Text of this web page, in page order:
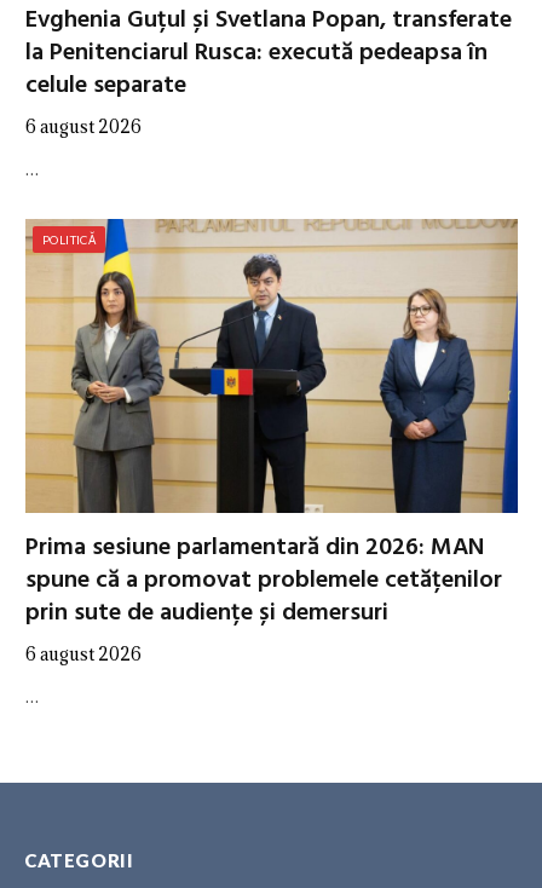
Evghenia Guțul și Svetlana Popan, transferate
la Penitenciarul Rusca: execută pedeapsa în
celule separate
6 august 2026
…
POLITICĂ
Prima sesiune parlamentară din 2026: MAN
spune că a promovat problemele cetățenilor
prin sute de audiențe și demersuri
6 august 2026
…
CATEGORII